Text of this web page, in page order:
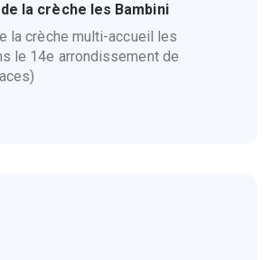
la crèche les Bambini
la crèche multi-accueil les
le 14e arrondissement de